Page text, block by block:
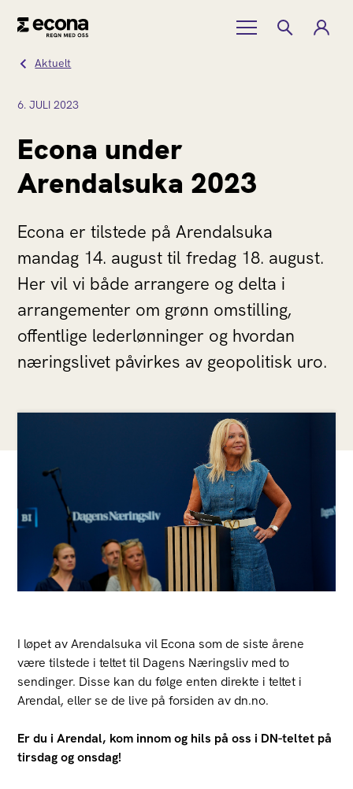
Aktuelt
6. JULI 2023
Econa under
Arendalsuka 2023
Econa er tilstede på Arendalsuka
mandag 14. august til fredag 18. august.
Her vil vi både arrangere og delta i
arrangementer om grønn omstilling,
offentlige lederlønninger og hvordan
næringslivet påvirkes av geopolitisk uro.
I løpet av Arendalsuka vil Econa som de siste årene
være tilstede i teltet til Dagens Næringsliv med to
sendinger. Disse kan du følge enten direkte i teltet i
Arendal, eller se de live på forsiden av dn.no.
Er du i Arendal, kom innom og hils på oss i DN-teltet på
tirsdag og onsdag!